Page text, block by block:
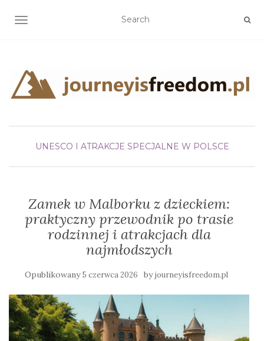
TOGGLE NAVIGATION
UNESCO I ATRAKCJE SPECJALNE W POLSCE
Zamek w Malborku z dzieckiem:
praktyczny przewodnik po trasie
rodzinnej i atrakcjach dla
najmłodszych
Opublikowany5 czerwca 2026 byjourneyisfreedom.pl